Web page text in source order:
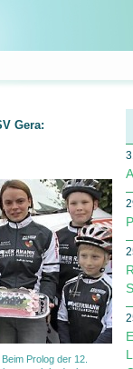
Gera:
Prolog der 12.